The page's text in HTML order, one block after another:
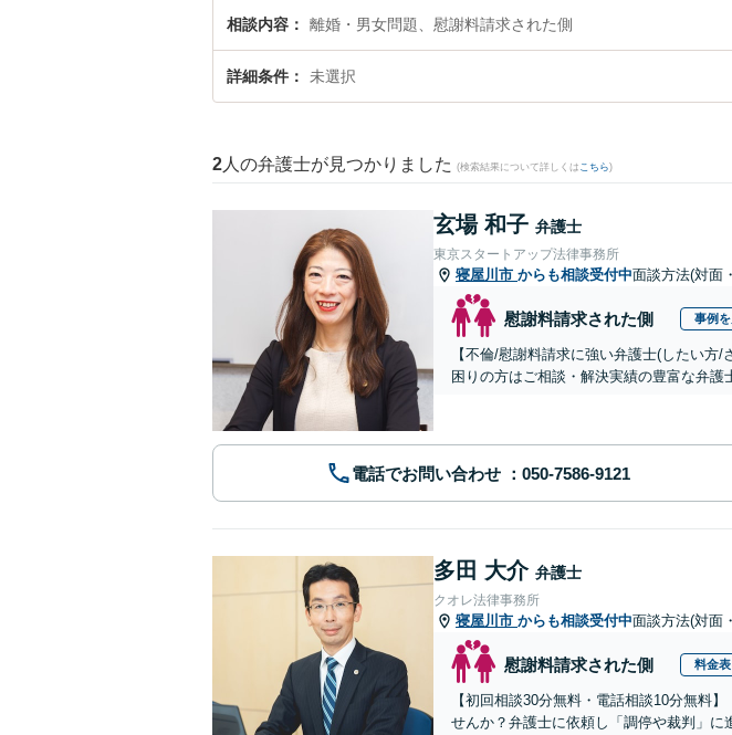
相談内容 離婚・男女問題、慰謝料請求された側
詳細条件 未選択
2 人の弁護士が見つかりました (検索結果について詳しくは こちら)
玄場 和子 弁護士
東京スタートアップ法律事務所
寝屋川市 からも相談受付中面談方法(対面
慰謝料請求された側 事例
【不倫/慰謝料請求に強い弁護士(したい
困りの方はご相談・解決実績の豊富な弁護
電話でお問い合わせ
多田 大介 弁護士
クオレ法律事務所
寝屋川市 からも相談受付中面談方法(対面
慰謝料請求された側 料金
【初回相談30分無料・電話相談10分無料
せんか？弁護士に依頼し「調停や裁判」